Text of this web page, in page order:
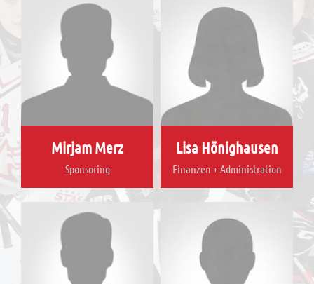
Mirjam Merz
Sponsoring
Lisa Hönighausen
Finanzen + Administration